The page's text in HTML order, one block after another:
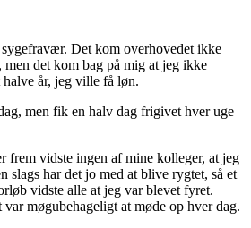
Det kom overhovedet ikke
det kom bag på mig at jeg ikke
år, jeg ville få løn.
men fik en halv dag frigivet hver uge
frem vidste ingen af mine kolleger, at jeg
slags har det jo med at blive rygtet, så et
vidste alle at jeg var blevet fyret.
var møgubehageligt at møde op hver dag.